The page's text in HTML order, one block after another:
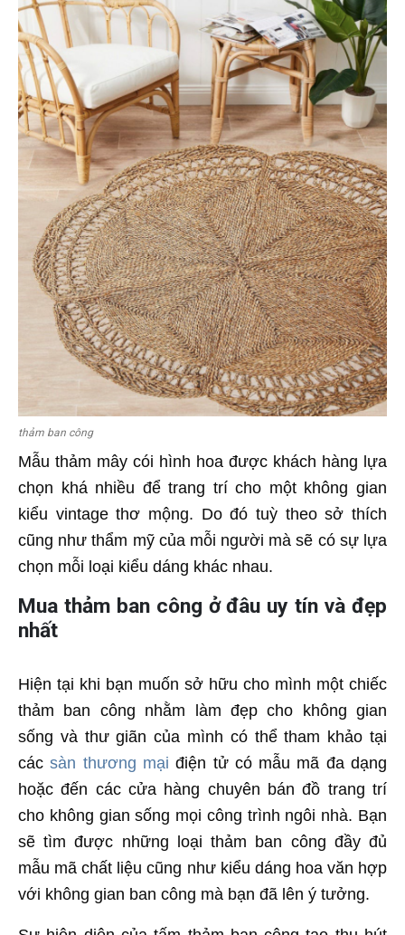
thảm ban công
Mẫu thảm mây cói hình hoa được khách hàng lựa
chọn khá nhiều để trang trí cho một không gian
kiểu vintage thơ mộng. Do đó tuỳ theo sở thích
cũng như thẩm mỹ của mỗi người mà sẽ có sự lựa
chọn mỗi loại kiểu dáng khác nhau.
Mua thảm ban công ở đâu uy tín và đẹp
nhất
Hiện tại khi bạn muốn sở hữu cho mình một chiếc
thảm ban công nhằm làm đẹp cho không gian
sống và thư giãn của mình có thể tham khảo tại
cácsàn thương mại điện tử có mẫu mã đa dạng
hoặc đến các cửa hàng chuyên bán đồ trang trí
cho không gian sống mọi công trình ngôi nhà. Bạn
sẽ tìm được những loại thảm ban công đầy đủ
mẫu mã chất liệu cũng như kiểu dáng hoa văn hợp
với không gian ban công mà bạn đã lên ý tưởng.